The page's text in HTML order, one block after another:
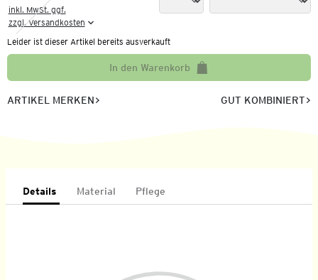
inkl. MwSt. ggf.
zzgl. Versandkosten
Leider ist dieser Artikel bereits ausverkauft
In den Warenkorb
ARTIKEL MERKEN GUT KOMBINIERT
Details Material Pflege